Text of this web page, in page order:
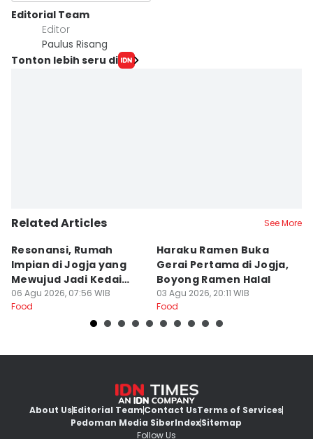
Editorial Team
Editor
Paulus Risang
Tonton lebih seru di
Related Articles See More
Resonansi, Rumah
Impian di Jogja yang
Mewujud Jadi Kedai
Ramen dan Burger
06 Agu 2026, 07:56 WIB
Food
Haraku Ramen Buka
Gerai Pertama di Jogja,
Boyong Ramen Halal
03 Agu 2026, 20:11 WIB
Food
About UsEditorial TeamContact UsTerms of Services
Pedoman Media SiberIndexSitemap
Follow Us